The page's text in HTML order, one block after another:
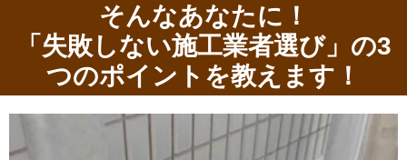
そんなあなたに！
「失敗しない施工業者選び」の3
つのポイントを教えます！